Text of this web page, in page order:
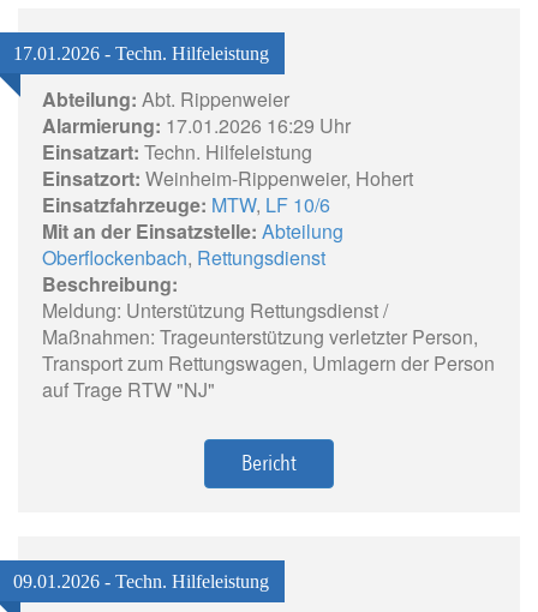
17.01.2026 - Techn. Hilfeleistung
Abteilung: Abt. Rippenweier
Alarmierung: 17.01.2026 16:29 Uhr
Einsatzart: Techn. Hilfeleistung
Einsatzort: Weinheim-Rippenweier, Hohert
Einsatzfahrzeuge: MTW, LF 10/6
Mit an der Einsatzstelle: Abteilung
Oberflockenbach, Rettungsdienst
Beschreibung:
Meldung: Unterstützung Rettungsdienst /
Maßnahmen: Trageunterstützung verletzter Person,
Transport zum Rettungswagen, Umlagern der Person
auf Trage RTW "NJ"
Bericht
09.01.2026 - Techn. Hilfeleistung